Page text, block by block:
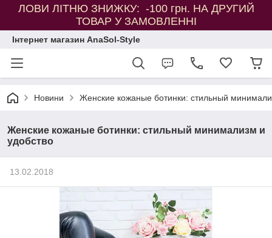
ЛОВИ ЛІТНЮ ЗНИЖКУ: -100 грн. НА ДРУГИЙ
ТОВАР У ЗАМОВЛЕННІ
Інтернет магазин AnaSol-Style
Новини Женские кожаные ботинки: стильный
Женские кожаные ботинки: стильный минимализм и
удобство
13.02.2018